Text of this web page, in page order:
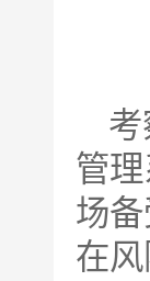
管
场
在